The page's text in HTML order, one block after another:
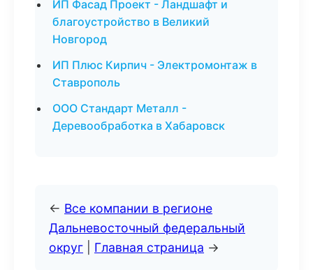
ИП Фасад Проект - Ландшафт и
благоустройство в Великий
Новгород
ИП Плюс Кирпич - Электромонтаж в
Ставрополь
ООО Стандарт Металл -
Деревообработка в Хабаровск
← Все компании в регионе
Дальневосточный федеральный
округ
Главная страница →